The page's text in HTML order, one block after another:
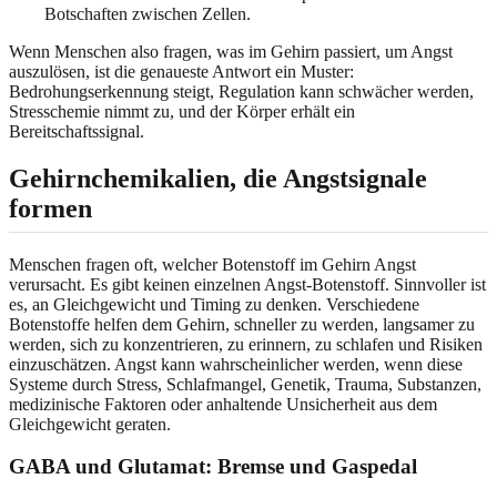
Botschaften zwischen Zellen.
Wenn Menschen also fragen, was im Gehirn passiert, um Angst
auszulösen, ist die genaueste Antwort ein Muster:
Bedrohungserkennung steigt, Regulation kann schwächer werden,
Stresschemie nimmt zu, und der Körper erhält ein
Bereitschaftssignal.
Gehirnchemikalien, die Angstsignale
formen
Menschen fragen oft, welcher Botenstoff im Gehirn Angst
verursacht. Es gibt keinen einzelnen Angst-Botenstoff. Sinnvoller ist
es, an Gleichgewicht und Timing zu denken. Verschiedene
Botenstoffe helfen dem Gehirn, schneller zu werden, langsamer zu
werden, sich zu konzentrieren, zu erinnern, zu schlafen und Risiken
einzuschätzen. Angst kann wahrscheinlicher werden, wenn diese
Systeme durch Stress, Schlafmangel, Genetik, Trauma, Substanzen,
medizinische Faktoren oder anhaltende Unsicherheit aus dem
Gleichgewicht geraten.
GABA und Glutamat: Bremse und Gaspedal